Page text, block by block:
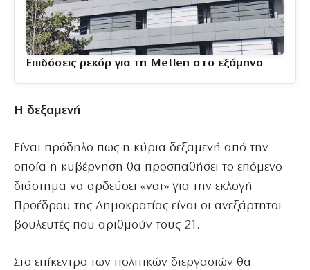
Επιδόσεις ρεκόρ για τη Metlen στο εξάμηνο
Η δεξαμενή
Είναι πρόδηλο πως η κύρια δεξαμενή από την
οποία η κυβέρνηση θα προσπαθήσει το επόμενο
διάστημα να αρδεύσει «ναι» για την εκλογή
Προέδρου της Δημοκρατίας είναι οι ανεξάρτητοι
βουλευτές που αριθμούν τους 21.
Στο επίκεντρο των πολιτικών διεργασιών θα